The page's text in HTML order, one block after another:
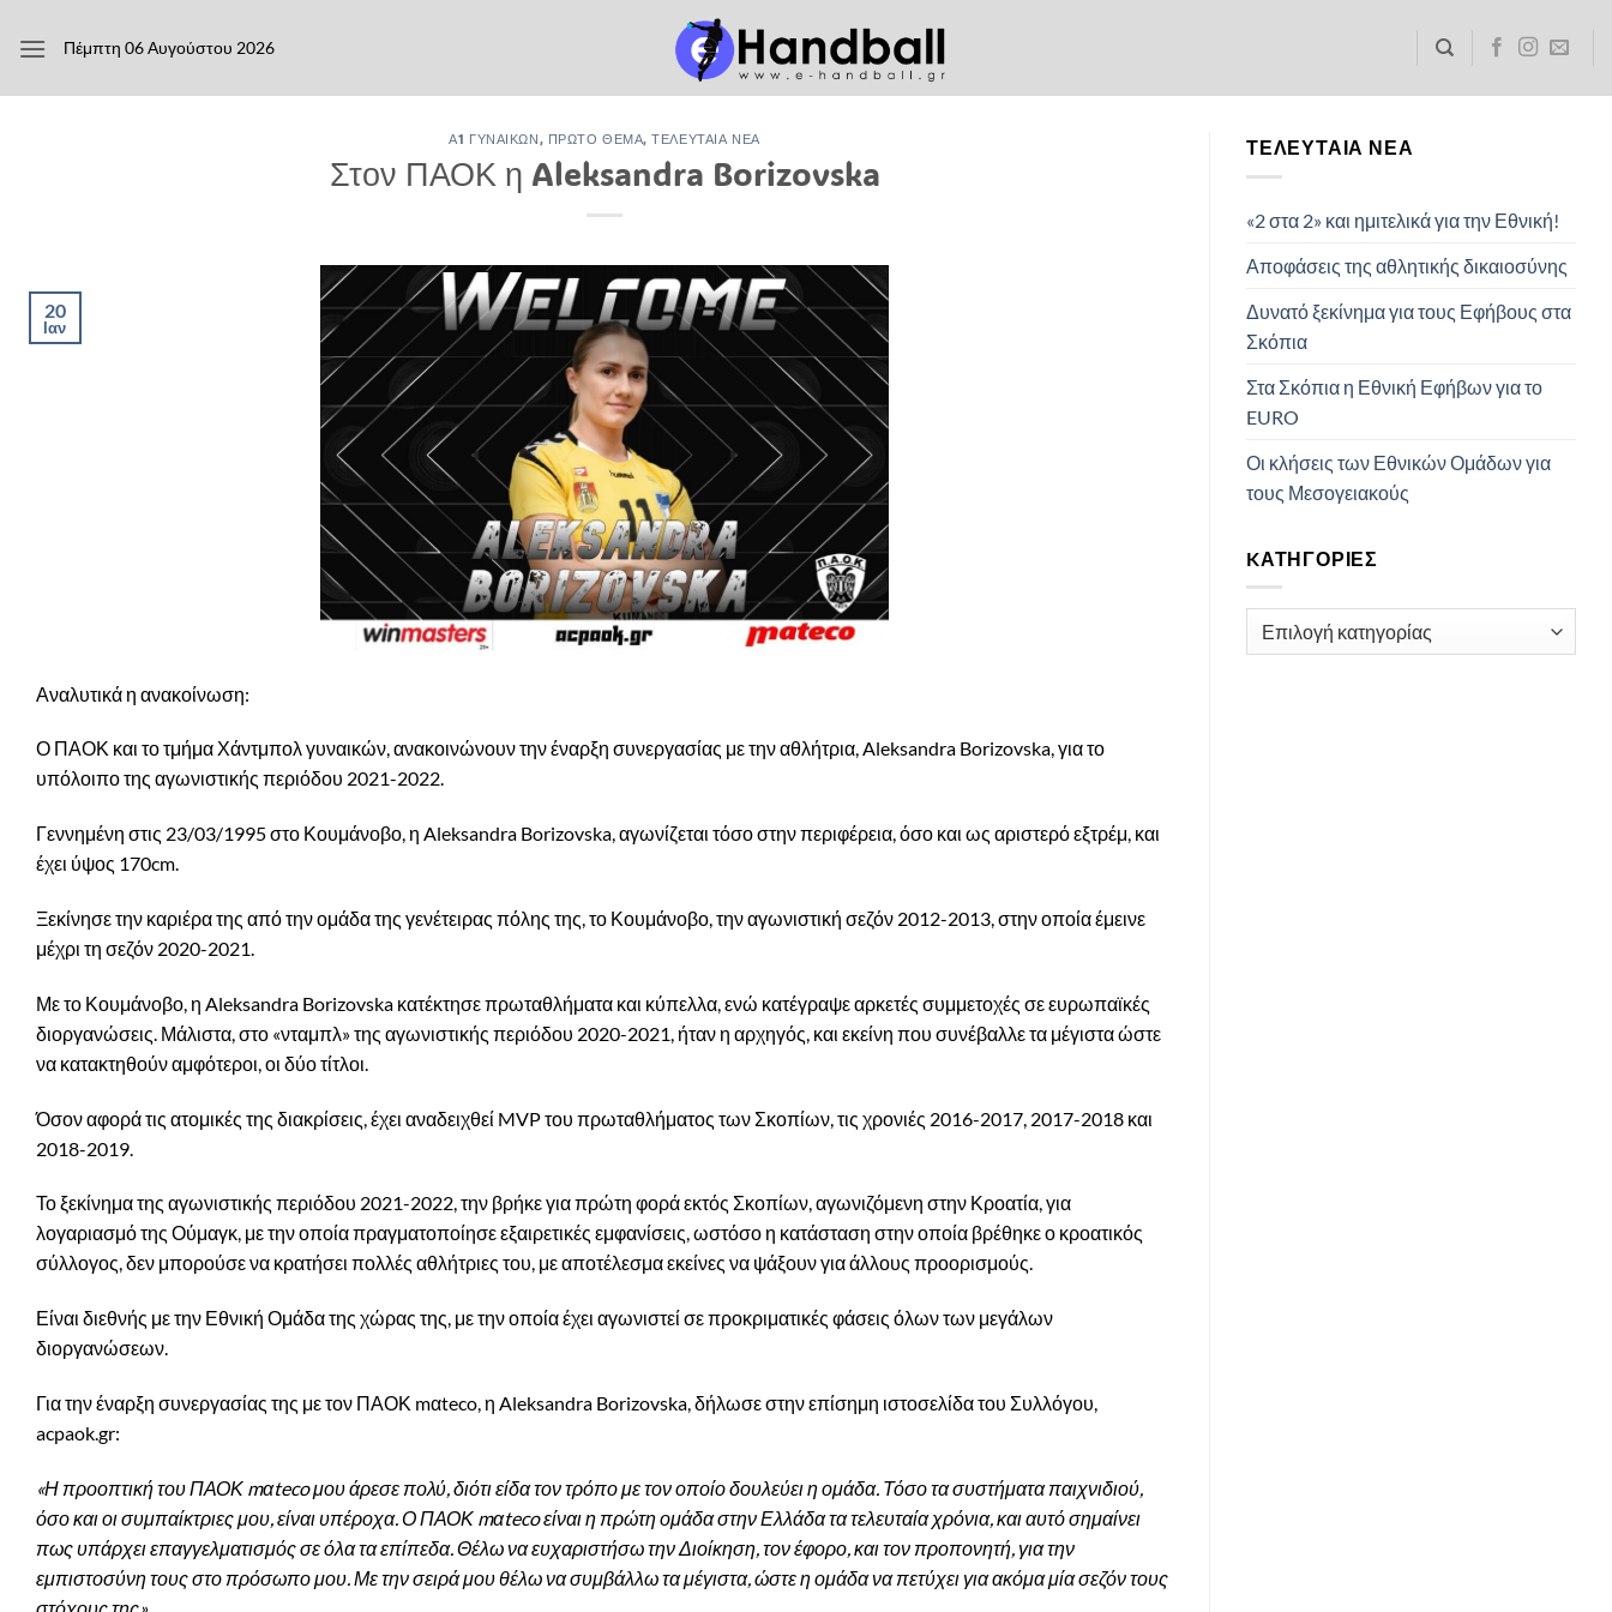
στο
Πέμπτη 06 Αυγούστου 2026
Α1 ΓΥΝΑΙΚΏΝ, ΠΡΏΤΟ ΘΈΜΑ,ΤΕΛΕΥΤΑΊΑ ΝΈΑ
Στον ΠΑΟΚ η Aleksandra Borizovska
20
Ιαν
Αναλυτικά η ανακοίνωση:
Ο ΠΑΟΚ και το τμήμα Χάντμπολ γυναικών, ανακοινώνουν την έναρξη συνεργασίας με την αθλήτρια, Aleksandra Borizovska, για το
υπόλοιπο της αγωνιστικής περιόδου 2021-2022.
Γεννημένη στις 23/03/1995 στο Κουμάνοβο, η Aleksandra Borizovska, αγωνίζεται τόσο στην περιφέρεια, όσο και ως αριστερό εξτρέμ, και
έχει ύψος 170cm.
Ξεκίνησε την καριέρα της από την ομάδα της γενέτειρας πόλης της, το Κουμάνοβο, την αγωνιστική σεζόν 2012-2013, στην οποία έμεινε
μέχρι τη σεζόν 2020-2021.
Με το Κουμάνοβο, η Aleksandra Borizovska κατέκτησε πρωταθλήματα και κύπελλα, ενώ κατέγραψε αρκετές συμμετοχές σε ευρωπαϊκές
διοργανώσεις. Μάλιστα, στο «νταμπλ» της αγωνιστικής περιόδου 2020-2021, ήταν η αρχηγός, και εκείνη που συνέβαλλε τα μέγιστα ώστε
να κατακτηθούν αμφότεροι, οι δύο τίτλοι.
Όσον αφορά τις ατομικές της διακρίσεις, έχει αναδειχθεί MVP του πρωταθλήματος των Σκοπίων, τις χρονιές 2016-2017, 2017-2018 και
2018-2019.
Το ξεκίνημα της αγωνιστικής περιόδου 2021-2022, την βρήκε για πρώτη φορά εκτός Σκοπίων, αγωνιζόμενη στην Κροατία, για
λογαριασμό της Ούμαγκ, με την οποία πραγματοποίησε εξαιρετικές εμφανίσεις, ωστόσο η κατάσταση στην οποία βρέθηκε ο κροατικός
σύλλογος, δεν μπορούσε να κρατήσει πολλές αθλήτριες του, με αποτέλεσμα εκείνες να ψάξουν για άλλους προορισμούς.
Είναι διεθνής με την Εθνική Ομάδα της χώρας της, με την οποία έχει αγωνιστεί σε προκριματικές φάσεις όλων των μεγάλων
διοργανώσεων.
Για την έναρξη συνεργασίας της με τον ΠΑΟΚ mαteco, η Aleksandra Borizovska, δήλωσε στην επίσημη ιστοσελίδα του Συλλόγου,
acpaok.gr:
«Η προοπτική του ΠΑΟΚ mαteco μου άρεσε πολύ, διότι είδα τον τρόπο με τον οποίο δουλεύει η ομάδα. Τόσο τα συστήματα παιχνιδιού,
όσο και οι συμπαίκτριες μου, είναι υπέροχα. Ο ΠΑΟΚ mαteco είναι η πρώτη ομάδα στην Ελλάδα τα τελευταία χρόνια, και αυτό σημαίνει
πως υπάρχει επαγγελματισμός σε όλα τα επίπεδα. Θέλω να ευχαριστήσω την Διοίκηση, τον έφορο, και τον προπονητή, για την
εμπιστοσύνη τους στο πρόσωπο μου. Με την σειρά μου θέλω να συμβάλλω τα μέγιστα, ώστε η ομάδα να πετύχει για ακόμα μία σεζόν τους
ΤΕΛΕΥΤΑΊΑ ΝΈΑ
«2 στα 2» και ημιτελικά για την Εθνική!
Αποφάσεις της αθλητικής δικαιοσύνης
Δυνατό ξεκίνημα για τους Εφήβους στα
Σκόπια
Στα Σκόπια η Εθνική Εφήβων για το
EURO
Οι κλήσεις των Εθνικών Ομάδων για
τους Μεσογειακούς
KΑΤΗΓΟΡΊΕΣ
Kατηγορίες